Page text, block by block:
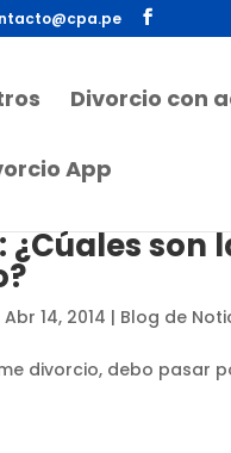
Divorcio con
App
¿Cúales son
Abr 14, 2014 | Blog de
divorcio, debo pasar